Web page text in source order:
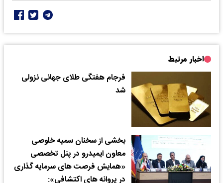
اخبار مرتبط
فرجام هفتگی طلای جهانی نزولی
شد
بخشی از سخنان سمیه خلوصی
معاون ایمیدرو در پنل تخصصی
«همایش فرصت های سرمایه گذاری
در پروانه های اکتشافی»: